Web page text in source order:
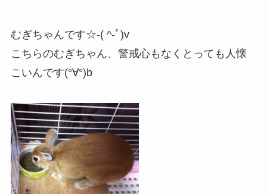
むぎちゃんです☆-( ^-ﾟ)v
こちらのむぎちゃん、警戒心もなくとっても人懐
こいんです(°∀°)b